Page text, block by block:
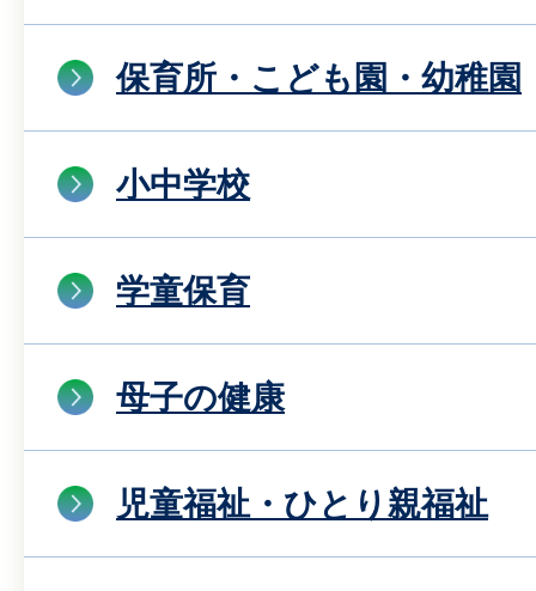
保育所・こども園・幼稚園
小中学校
学童保育
母子の健康
児童福祉・ひとり親福祉